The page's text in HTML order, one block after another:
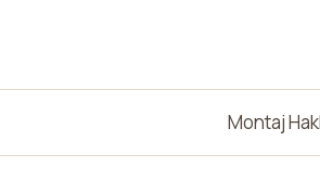
Montaj